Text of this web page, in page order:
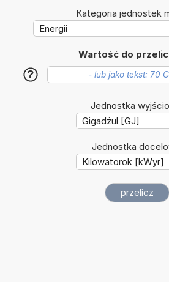
Kategoria jednostek
Wartość do
?
Jednostka
Jednostka